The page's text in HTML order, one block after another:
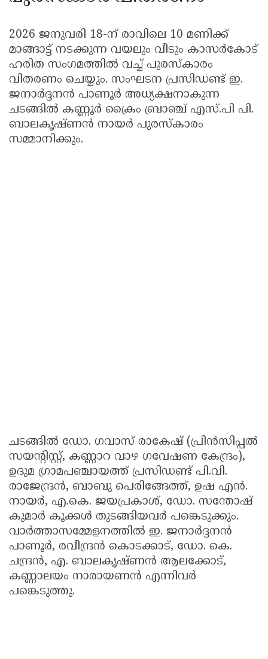
2026 ജനുവരി 18-ന് രാവിലെ 10 മണിക്ക്
മാങ്ങാട്ട് നടക്കുന്ന വയലും വീടും കാസർകോട്
ഹരിത സംഗമത്തിൽ വച്ച് പുരസ്‌കാരം
വിതരണം ചെയ്യും. സംഘടന പ്രസിഡണ്ട് ഇ.
ജനാർദ്ദനൻ പാണൂർ അധ്യക്ഷനാകുന്ന
ചടങ്ങിൽ കണ്ണൂർ ക്രൈം ബ്രാഞ്ച് എസ്.പി പി.
ബാലകൃഷ്ണൻ നായർ പുരസ്‌കാരം
സമ്മാനിക്കും.
ചടങ്ങിൽ ഡോ. ഗവാസ് രാകേഷ് (പ്രിൻസിപ്പൽ
സയന്റിസ്റ്റ്, കണ്ണാറ വാഴ ഗവേഷണ കേന്ദ്രം),
ഉദുമ ഗ്രാമപഞ്ചായത്ത് പ്രസിഡണ്ട് പി.വി.
രാജേന്ദ്രൻ, ബാബു പെരിങ്ങേത്ത്, ഉഷ എൻ.
നായർ, എ.കെ. ജയപ്രകാശ്, ഡോ. സന്തോഷ്
കുമാർ കൂക്കൾ തുടങ്ങിയവർ പങ്കെടുക്കും.
വാർത്താസമ്മേളനത്തിൽ ഇ. ജനാർദ്ദനൻ
പാണൂർ, രവീന്ദ്രൻ കൊടക്കാട്, ഡോ. കെ.
ചന്ദ്രൻ, എ. ബാലകൃഷ്ണൻ ആലക്കോട്,
കണ്ണാലയം നാരായണൻ എന്നിവർ
പങ്കെടുത്തു.